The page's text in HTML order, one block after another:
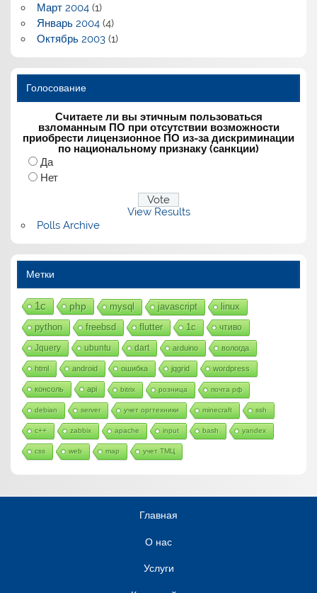
Март 2004(1)
Январь 2004(4)
Октябрь 2003(1)
Голосование
Считаете ли вы этичным пользоваться
взломанным ПО при отсутствии возможности
приобрести лицензионное ПО из-за дискриминации
по национальному признаку (санкции)
Да
Нет
View Results
Polls Archive
Метки
1с php mysql javascript linux
python freebsd flutter 1c чтиво
Jquery ubuntu dart arduino вологда
html android ошибка jqgrid wordpress
консоль api bitrix розница почта рф
debian server учет оргтехники minecraft ssh
c++ zabbix apache input bash yandex
css web map учет ТМЦ
Главная
О нас
Услуги